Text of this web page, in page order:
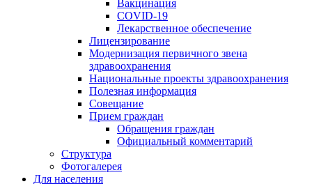
Вакцинация
COVID-19
Лекарственное обеспечение
Лицензирование
Модернизация первичного звена
здравоохранения
Национальные проекты здравоохранения
Полезная информация
Совещание
Прием граждан
Обращения граждан
Официальный комментарий
Структура
Фотогалерея
Для населения